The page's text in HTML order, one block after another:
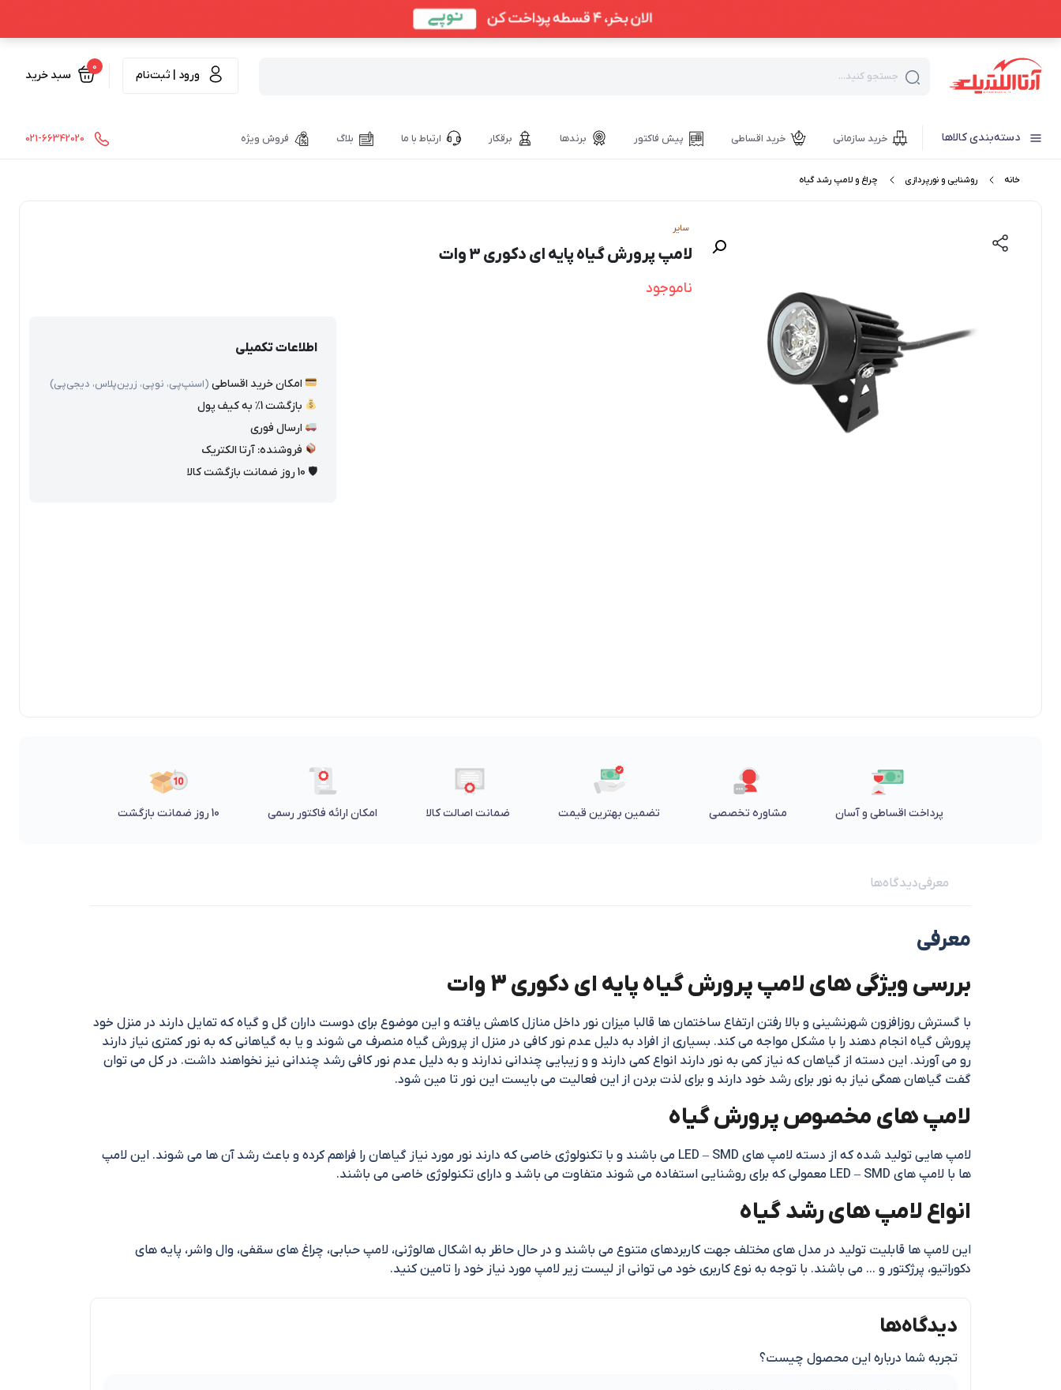
جستجو کنید... ورود | ثبت‌نام
0
سبد خرید
دسته‌بندی کالاها خرید سازمانی خرید اقساطی پیش فاکتور برندها برقکار ارتباط با ما بلاگ فروش ویژه 021-66342020
خانه روشنایی و نورپردازی چراغ و لامپ رشد گیاه
سایر
لامپ پرورش گیاه پایه ای دکوری 3 وات
ناموجود
اطلاعات تکمیلی
امکان خرید اقساطی (اسنپ‌پی، نوپی، زرین‌پلاس، دیجی‌پی)
بازگشت 1٪ به کیف پول
ارسال فوری
فروشنده: آرتا الکتریک
🛡 10 روز ضمانت بازگشت کالا
پرداخت اقساطی و آسان مشاوره تخصصی تضمین بهترین قیمت ضمانت اصالت کالا امکان ارائه فاکتور رسمی 10 روز ضمانت بازگشت
معرفیدیدگاه‌ها
معرفی
بررسی ویژگی های لامپ پرورش گیاه پایه ای دکوری 3 وات
با گسترش روزافزون شهرنشینی و بالا رفتن ارتفاع ساختمان ها قالبا میزان نور داخل منازل کاهش یافته و این موضوع برای دوست داران گل و گیاه که تمایل دارند در منزل خود
پرورش گیاه انجام دهند را با مشکل مواجه می کند. بسیاری از افراد به دلیل عدم نور کافی در منزل از پرورش گیاه منصرف می شوند و یا به گیاهانی که به نور کمتری نیاز دارند
رو می آورند. این دسته از گیاهان که نیاز کمی به نور دارند انواع کمی دارند و و زیبایی چندانی ندارند و به دلیل عدم نور کافی رشد چندانی نیز نخواهند داشت. در کل می توان
گفت گیاهان همگی نیاز به نور برای رشد خود دارند و برای لذت بردن از این فعالیت می بایست این نور تا مین شود.
لامپ های مخصوص پرورش گیاه
لامپ هایی تولید شده که از دسته لامپ های LED – SMD می باشند و با تکنولوژی خاصی که دارند نور مورد نیاز گیاهان را فراهم کرده و باعث رشد آن ها می شوند. این لامپ
ها با لامپ های LED – SMD معمولی که برای روشنایی استفاده می شوند متفاوت می باشد و دارای تکنولوژی خاصی می باشند.
انواع لامپ های رشد گیاه
این لامپ ها قابلیت تولید در مدل های مختلف جهت کاربردهای متنوع می باشند و در حال حاظر به اشکال هالوژنی، لامپ حبابی، چراغ های سقفی، وال واشر، پایه های
دکوراتیو، پرژکتور و … می باشند. با توجه به نوع کاربری خود می توانی از لیست زیر لامپ مورد نیاز خود را تامین کنید.
دیدگاه‌ها
تجربه شما درباره این محصول چیست؟